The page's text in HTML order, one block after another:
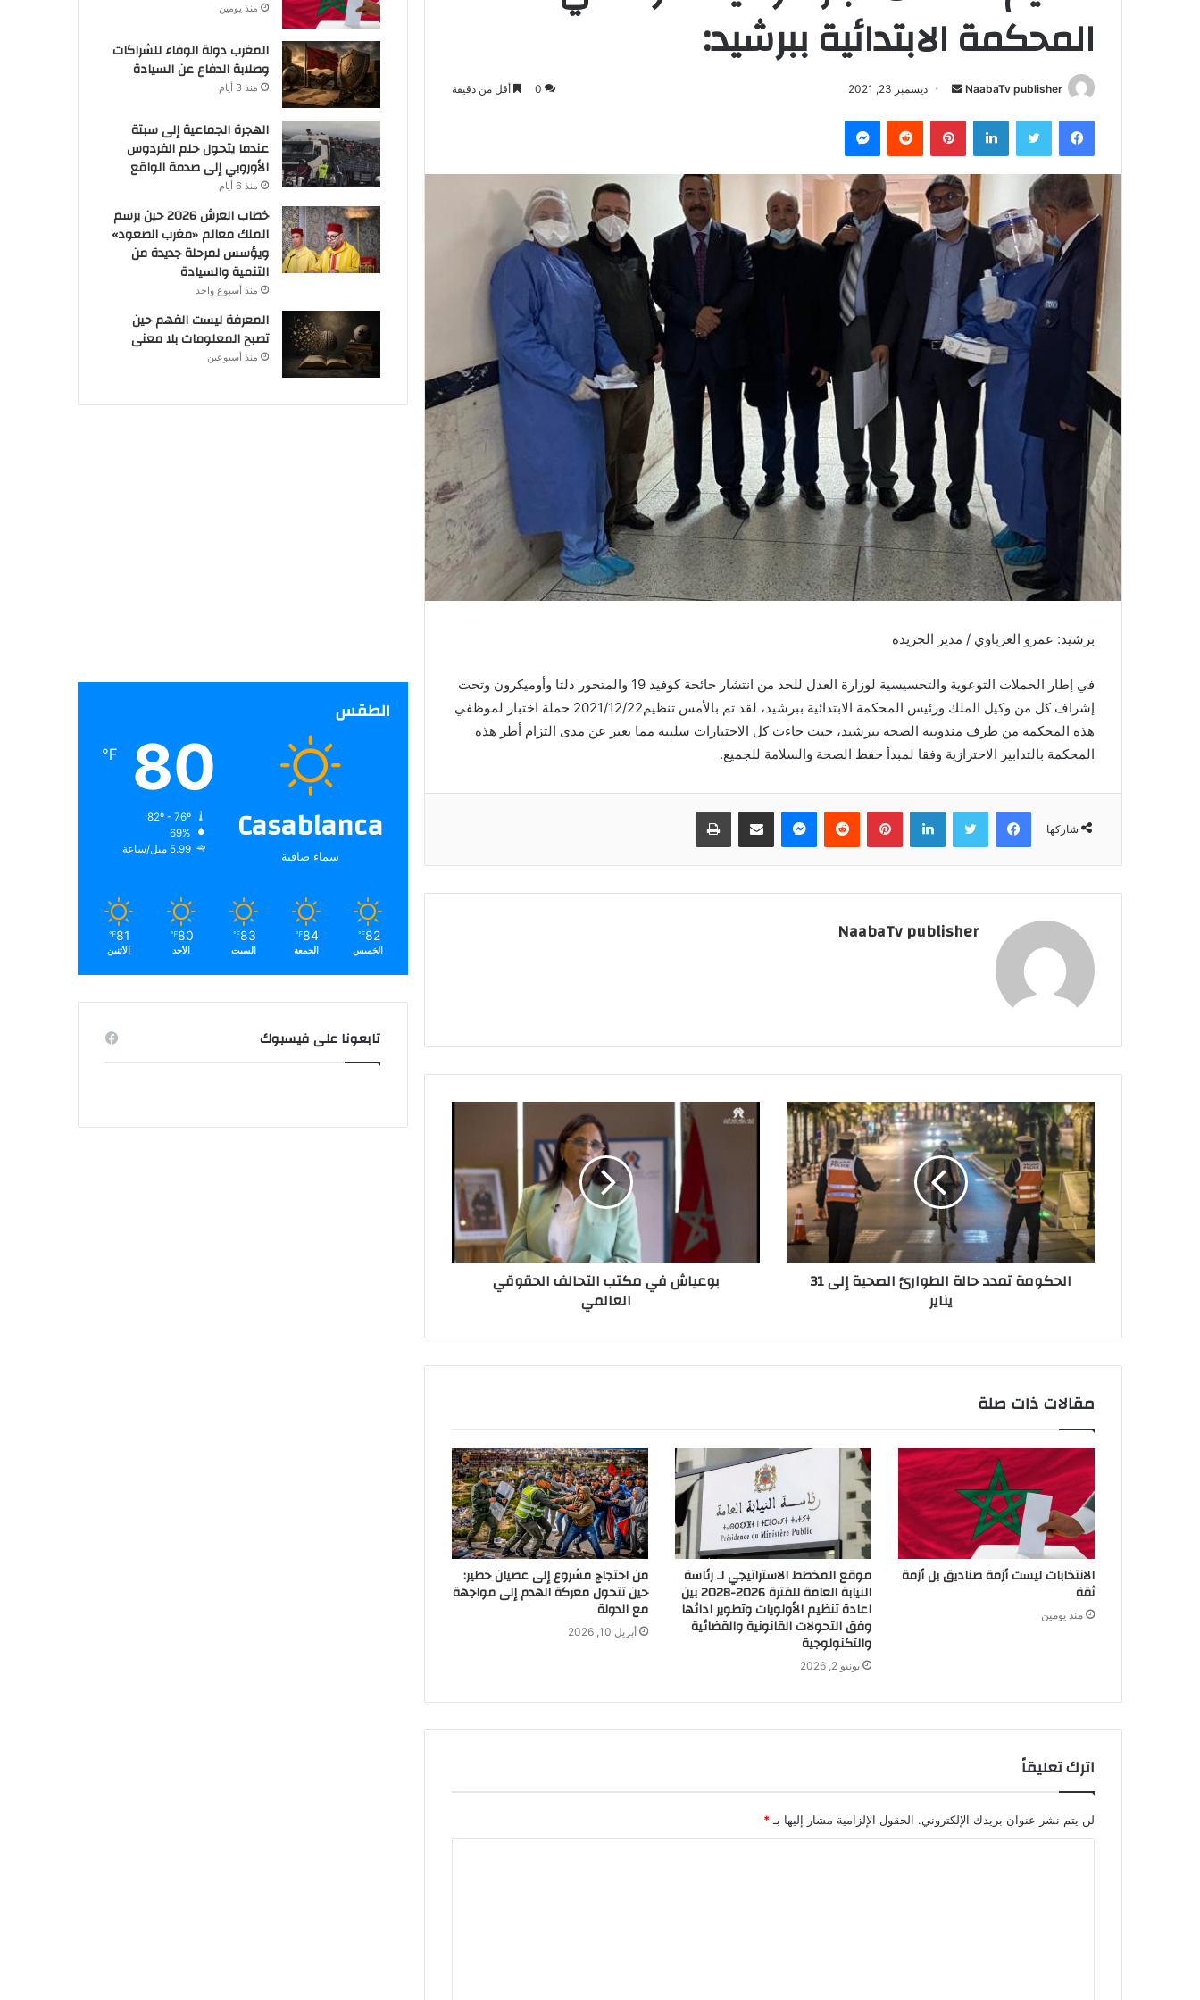
المحكمة الابتدائية ببرشيد:
NaabaTv publisher
س
ب
ر
د
ت
ديسمبر 23, 2021 0 أقل من دقيقة
فيسبوك لينكدإن بينتيريست
برشيد: عمرو العرباوي / مدير الجريدة
في إطار الحملات التوعوية والتحسيسية لوزارة العدل للحد من انتشار جائحة كوفيد 19 والمتحور دلتا وأوميكرون وتحت
إشراف كل من وكيل الملك ورئيس المحكمة الابتدائية ببرشيد، لقد تم بالأمس تنظيم2021/12/22 حملة اختبار لموظفي
هذه المحكمة من طرف مندوبية الصحة ببرشيد، حيث جاءت كل الاختبارات سلبية مما يعبر عن مدى التزام أطر هذه
المحكمة بالتدابير الاحترازية وفقا لمبدأ حفظ الصحة والسلامة للجميع.
شاركها
فيسبوك لينكدإن بينتيريست
NaabaTv publisher
الحكومة تمدد حالة الطوارئ الصحية إلى 31
يناير
بوعياش في مكتب التحالف الحقوقي
العالمي
مقالات ذات صلة
الانتخابات ليست أزمة صناديق بل أزمة
ثقة
منذ يومين
موقع المخطط الاستراتيجي لـ رئاسة
النيابة العامة للفترة 2026-2028 بين
اعادة تنظيم الأولويات وتطوير ادائها
وفق التحولات القانونية والقضائية
والتكنولوجية
يونيو 2, 2026
من احتجاج مشروع إلى عصيان خطير:
حين تتحول معركة الهدم إلى مواجهة
مع الدولة
أبريل 10, 2026
اترك تعليقاً
لن يتم نشر عنوان بريدك الإلكتروني. الحقول الإلزامية مشار إليها بـ *
منذ يومين
المغرب دولة الوفاء للشراكات
وصلابة الدفاع عن السيادة
منذ 3 أيام
الهجرة الجماعية إلى سبتة
عندما يتحول حلم الفردوس
الأوروبي إلى صدمة الواقع
منذ 6 أيام
خطاب العرش 2026 حين يرسم
الملك معالم «مغرب الصعود»
ويؤسس لمرحلة جديدة من
التنمية والسيادة
منذ أسبوع واحد
المعرفة ليست الفهم حين
تصبح المعلومات بلا معنى
منذ أسبوعين
الطقس
Casablanca
سماء صافية
80
℉
69%
5.99 ميل/ساعة
82
℉
الخميس
84
℉
الجمعة
83
℉
السبت
80
℉
الأحد
81
℉
الأثنين
تابعونا على فيسبوك